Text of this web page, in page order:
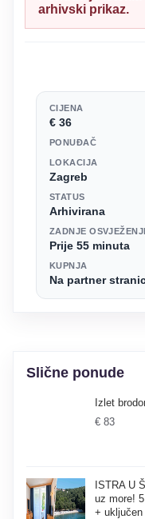
arhivski prikaz.
CIJENA
€ 36
PONUĐAČ
LOKACIJA
Zagreb
STATUS
Arhivirana
ZADNJE
Prije 55 minuta
KUPNJA
Na partner
Slične ponude
Izlet
€ 83
ISTRA U
uz more!
+ uključen